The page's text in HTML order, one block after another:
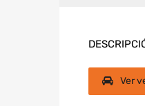
Ver